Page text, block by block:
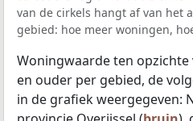
van de cirkels hangt af van het
gebied: hoe meer woningen,
Woningwaarde ten
en ouder per gebied, de
in de grafiek weergegeven: